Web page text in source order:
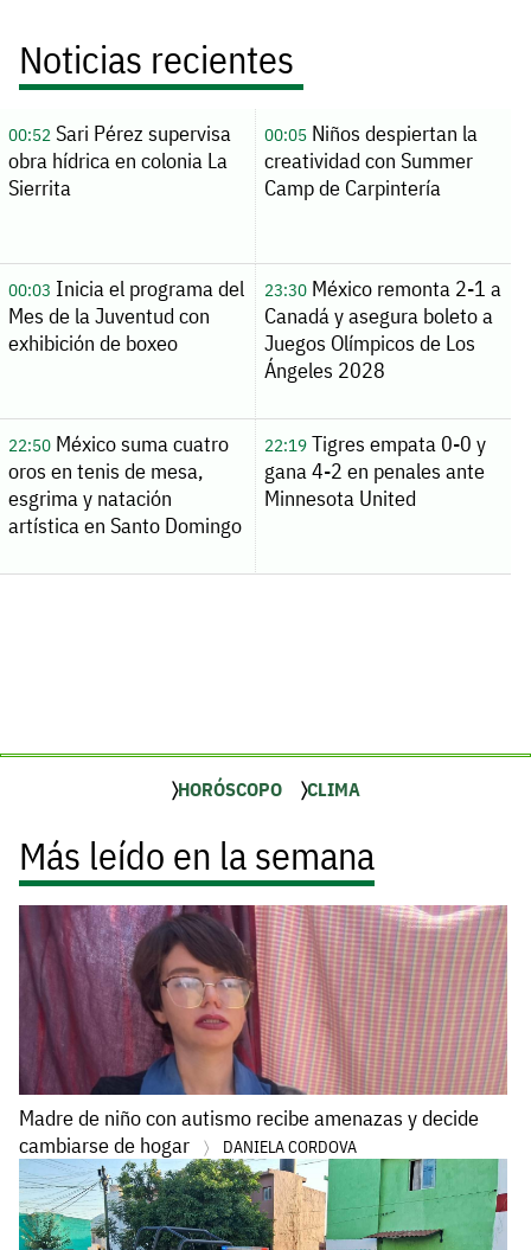
Noticias recientes
00:52Sari Pérez supervisa
obra hídrica en colonia La
Sierrita
00:05Niños despiertan la
creatividad con Summer
Camp de Carpintería
00:03 Inicia el programa del
Mes de la Juventud con
exhibición de boxeo
23:30México remonta 2-1 a
Canadá y asegura boleto a
Juegos Olímpicos de Los
Ángeles 2028
22:50México suma cuatro
oros en tenis de mesa,
esgrima y natación
artística en Santo Domingo
22:19Tigres empata 0-0 y
gana 4-2 en penales ante
Minnesota United
HORÓSCOPO CLIMA
Más leído en la semana
Madre de niño con autismo recibe amenazas y decide
cambiarse de hogar
DANIELA CORDOVA